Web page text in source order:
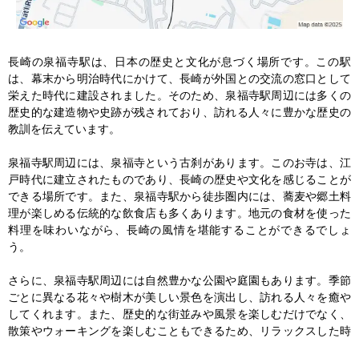
長崎の泉福寺駅は、日本の歴史と文化が息づく場所です。この駅
は、幕末から明治時代にかけて、長崎が外国との交流の窓口として
栄えた時代に建設されました。そのため、泉福寺駅周辺には多くの
歴史的な建造物や史跡が残されており、訪れる人々に豊かな歴史の
教訓を伝えています。
泉福寺駅周辺には、泉福寺という古刹があります。このお寺は、江
戸時代に建立されたものであり、長崎の歴史や文化を感じることが
できる場所です。また、泉福寺駅から徒歩圏内には、蕎麦や郷土料
理が楽しめる伝統的な飲食店も多くあります。地元の食材を使った
料理を味わいながら、長崎の風情を堪能することができるでしょ
う。
さらに、泉福寺駅周辺には自然豊かな公園や庭園もあります。季節
ごとに異なる花々や樹木が美しい景色を演出し、訪れる人々を癒や
してくれます。また、歴史的な街並みや風景を楽しむだけでなく、
散策やウォーキングを楽しむこともできるため、リラックスした時